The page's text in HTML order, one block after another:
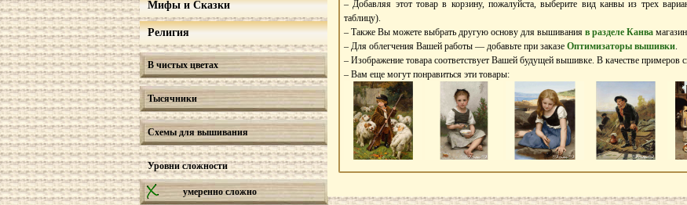
Мифы и Сказки
Религия
В чистых цветах
Тысячники
Схемы для вышивания
Уровни сложности
умеренно сложно
– Добавляя этот товар в корзину, пожалуйста, выберите вид канвы из трех
таблицу).
– Также Вы можете выбрать другую основу для вышивания в разделе Канва
– Для облегчения Вашей работы — добавьте при заказе Оптимизаторы вышивки.
– Изображение товара соответствует Вашей будущей вышивке. В качестве
– Вам еще могут понравиться эти товары: